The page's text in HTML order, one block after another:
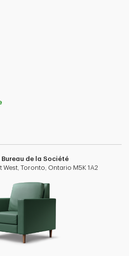
Bureau de la Société
Toronto, Ontario M5K 1A2